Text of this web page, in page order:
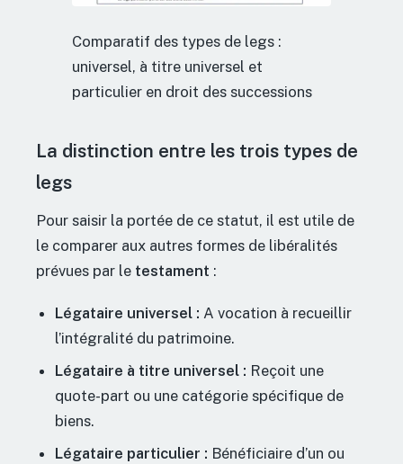
Comparatif des types de legs :
universel, à titre universel et
particulier en droit des successions
La distinction entre les trois types de
legs
Pour saisir la portée de ce statut, il est utile de
le comparer aux autres formes de libéralités
prévues par le testament :
Légataire universel : A vocation à recueillir
l’intégralité du patrimoine.
Légataire à titre universel : Reçoit une
quote-part ou une catégorie spécifique de
biens.
Légataire particulier : Bénéficiaire d’un ou